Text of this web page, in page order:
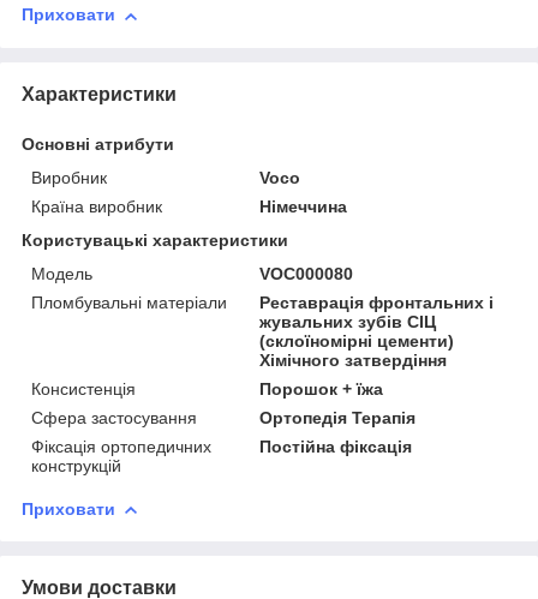
Приховати
Характеристики
Основні атрибути
Виробник
Voco
Країна виробник
Німеччина
Користувацькі характеристики
Модель
VOC000080
Пломбувальні матеріали
Реставрація фронтальних і
жувальних зубів СІЦ
(склоїномірні цементи)
Хімічного затвердіння
Консистенція
Порошок + їжа
Сфера застосування
Ортопедія Терапія
Фіксація ортопедичних
конструкцій
Постійна фіксація
Приховати
Умови доставки